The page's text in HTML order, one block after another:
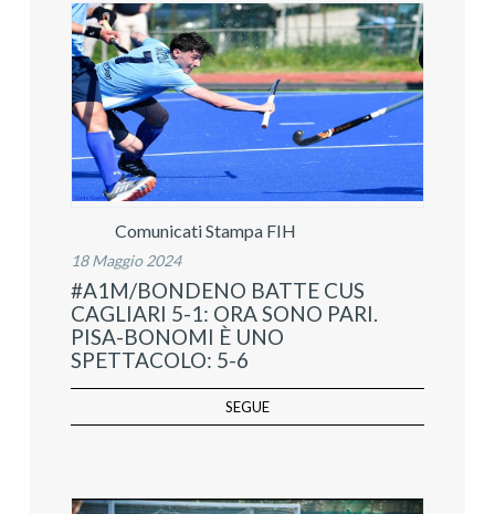
Comunicati Stampa FIH
18 Maggio 2024
#A1M/BONDENO BATTE CUS
CAGLIARI 5-1: ORA SONO PARI.
PISA-BONOMI È UNO
SPETTACOLO: 5-6
SEGUE